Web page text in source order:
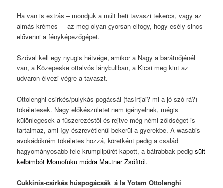
Ha van is extrás – mondjuk a múlt heti tavaszi tekercs, vagy az
almás-krémes – az meg olyan gyorsan elfogy, hogy esély sincs
elővenni a fényképezőgépet.
Szóval kell egy nyugis hétvége, amikor a Nagy a barátnőjénél
van, a Közepeske ottalvós lánybuliban, a Kicsi meg kint az
udvaron élvezi végre a tavaszt.
Ottolenghi csirkés/pulykás pogácsái (fasírtjai? mi a jó szó rá?)
tökéletesek. Nagy előkészületet nem igényelnek, mégis
különlegesek a fűszerezéstől és rejtve még némi zöldséget is
tartalmaz, ami így észrevétlenül bekerül a gyerekbe. A wasabis
avokádókrém tökéletes hozzá, köretként pedig a család
hagyományosabb fele krumplipürét kapott, a bátrabbak pedigsült
kelbimbót Momofuku módra Mautner Zsófitól.
Cukkinis-csirkés húspogácsák á la Yotam Ottolenghi